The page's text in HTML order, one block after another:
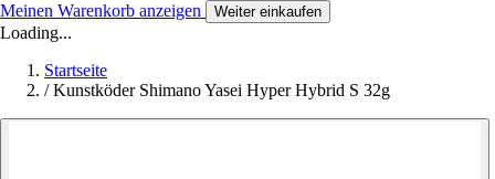
Meinen Warenkorb anzeigen Weiter einkaufen
Loading...
Startseite
/ Kunstköder Shimano Yasei Hyper Hybrid S 32g